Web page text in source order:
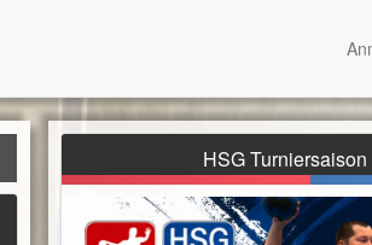
HSG